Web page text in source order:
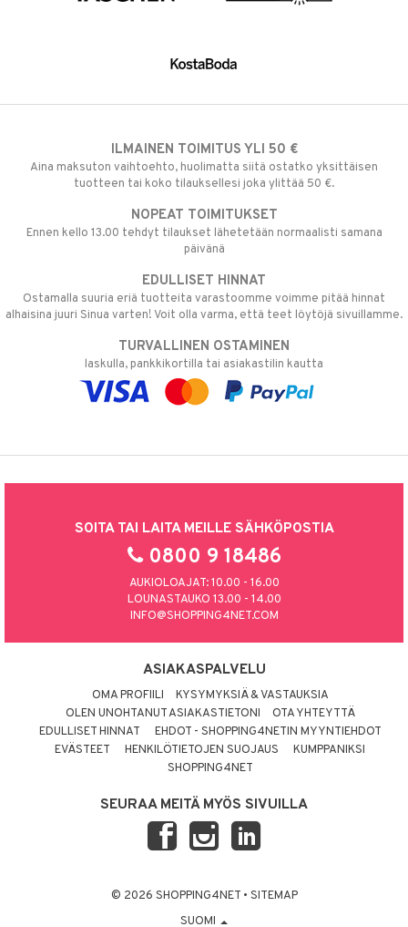
ILMAINEN TOIMITUS YLI 50 €
Aina maksuton vaihtoehto, huolimatta siitä ostatko yksittäisen
tuotteen tai koko tilauksellesi joka ylittää 50 €.
NOPEAT TOIMITUKSET
Ennen kello 13.00 tehdyt tilaukset lähetetään normaalisti samana
päivänä
EDULLISET HINNAT
Ostamalla suuria eriä tuotteita varastoomme voimme pitää hinnat
alhaisina juuri Sinua varten! Voit olla varma, että teet löytöjä sivuillamme.
TURVALLINEN OSTAMINEN
laskulla, pankkikortilla tai asiakastilin kautta
SOITA TAI LAITA MEILLE SÄHKÖPOSTIA
0800 9 18486
AUKIOLOAJAT: 10.00 - 16.00
LOUNASTAUKO 13.00 - 14.00
INFO@SHOPPING4NET.COM
ASIAKASPALVELU
OMA PROFIILI
KYSYMYKSIÄ & VASTAUKSIA
OLEN UNOHTANUT ASIAKASTIETONI
OTA YHTEYTTÄ
EDULLISET HINNAT
EHDOT - SHOPPING4NETIN MYYNTIEHDOT
EVÄSTEET
HENKILÖTIETOJEN SUOJAUS
KUMPPANIKSI
SHOPPING4NET
SEURAA MEITÄ MYÖS SIVUILLA
© 2026 SHOPPING4NET • SITEMAP
SUOMI